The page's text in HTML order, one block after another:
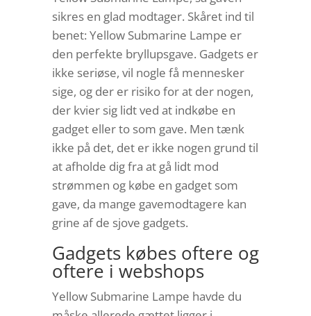
sikres en glad modtager. Skåret ind til
benet: Yellow Submarine Lampe er
den perfekte bryllupsgave. Gadgets er
ikke seriøse, vil nogle få mennesker
sige, og der er risiko for at der nogen,
der kvier sig lidt ved at indkøbe en
gadget eller to som gave. Men tænk
ikke på det, det er ikke nogen grund til
at afholde dig fra at gå lidt mod
strømmen og købe en gadget som
gave, da mange gavemodtagere kan
grine af de sjove gadgets.
Gadgets købes oftere og
oftere i webshops
Yellow Submarine Lampe havde du